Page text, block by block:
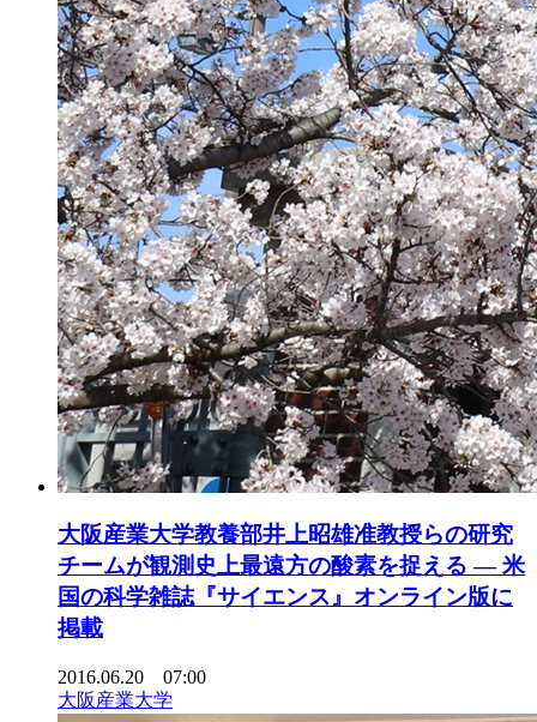
大阪産業大学教養部井上昭雄准教授らの研究
チームが観測史上最遠方の酸素を捉える — 米
国の科学雑誌『サイエンス』オンライン版に
掲載
2016.06.20 07:00
大阪産業大学